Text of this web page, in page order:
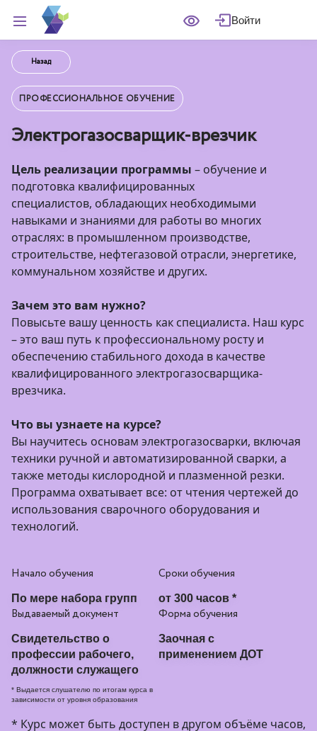
Войти
Назад
ПРОФЕССИОНАЛЬНОЕ ОБУЧЕНИЕ
Электрогазосварщик-врезчик
Цель реализации программы – обучение и
подготовка квалифицированных
специалистов, обладающих необходимыми
навыками и знаниями для работы во многих
отраслях: в промышленном производстве,
строительстве, нефтегазовой отрасли, энергетике,
коммунальном хозяйстве и других.
Зачем это вам нужно?
Повысьте вашу ценность как специалиста. Наш курс
–это ваш путь к профессиональному росту и
обеспечению стабильного дохода в качестве
квалифицированного электрогазосварщика-
врезчика.
Что вы узнаете на курсе?
Вы научитесь основам электрогазосварки, включая
техники ручной и автоматизированной сварки, а
также методы кислородной и плазменной резки.
Программа охватывает все: от чтения чертежей до
использования сварочного оборудования и
технологий.
Начало обучения
По мере набора групп
Сроки обучения
от 300 часов *
Форма обучения
Заочная с
применением ДОТ
Выдаваемый документ
Свидетельство о
профессии рабочего,
должности служащего
* Выдается слушателю по итогам курса в
зависимости от уровня образования
* Курс может быть доступен в другом объёме часов,